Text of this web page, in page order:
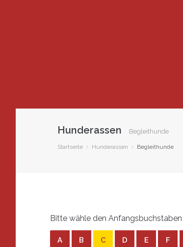
Hunderassen Begleithunde
Startseite Hunderassen Begleithunde
Bitte wähle den
A B C D E F